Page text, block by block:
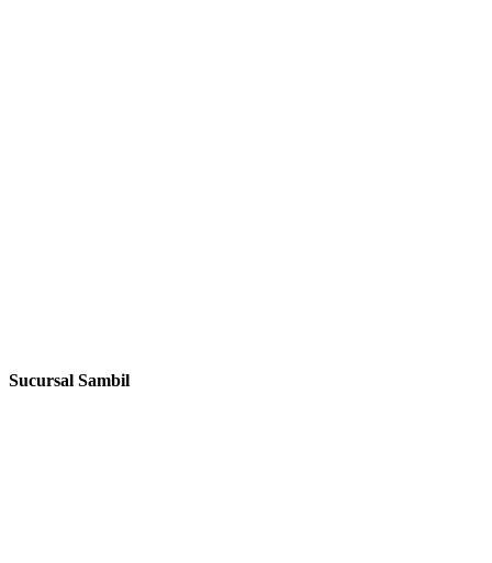
Sucursal Sambil